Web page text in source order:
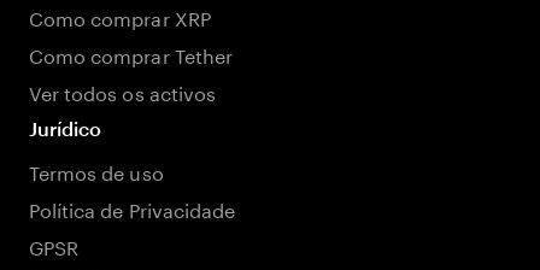
Como comprar XRP
Como comprar Tether
Ver todos os activos
Jurídico
Termos de uso
Política de Privacidade
GPSR